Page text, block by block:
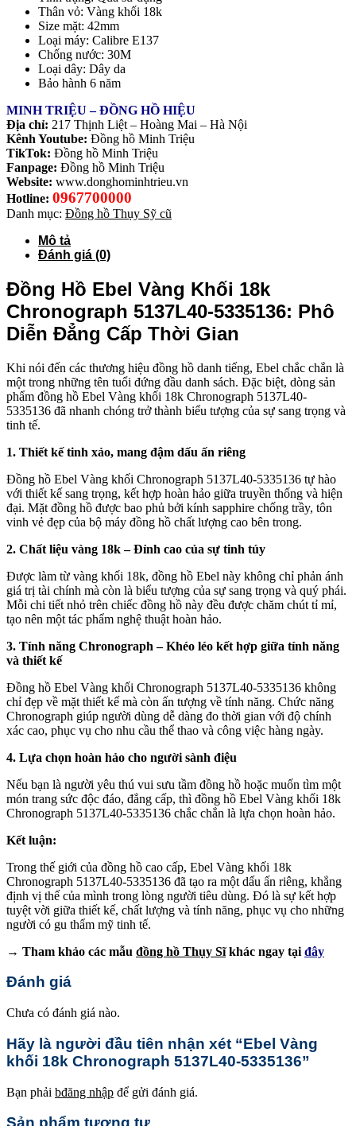
Thân vỏ: Vàng khối 18k
Size mặt: 42mm
Loại máy: Calibre E137
Chống nước: 30M
Loại dây: Dây da
Bảo hành 6 năm
MINH TRIỆU – ĐỒNG HỒ HIỆU
Địa chỉ: 217 Thịnh Liệt – Hoàng Mai – Hà Nội
Kênh Youtube: Đồng hồ Minh Triệu
TikTok: Đồng hồ Minh Triệu
Fanpage: Đồng hồ Minh Triệu
Website: www.donghominhtrieu.vn
Hotline: 0967700000
Danh mục: Đồng hồ Thụy Sỹ cũ
Mô tả
Đánh giá (0)
Đồng Hồ Ebel Vàng Khối 18k
Chronograph 5137L40-5335136: Phô
Diễn Đẳng Cấp Thời Gian
Khi nói đến các thương hiệu đồng hồ danh tiếng, Ebel chắc chắn là
một trong những tên tuổi đứng đầu danh sách. Đặc biệt, dòng sản
phẩm đồng hồ Ebel Vàng khối 18k Chronograph 5137L40-
5335136 đã nhanh chóng trở thành biểu tượng của sự sang trọng và
tinh tế.
1. Thiết kế tinh xảo, mang đậm dấu ấn riêng
Đồng hồ Ebel Vàng khối Chronograph 5137L40-5335136 tự hào
với thiết kế sang trọng, kết hợp hoàn hảo giữa truyền thống và hiện
đại. Mặt đồng hồ được bao phủ bởi kính sapphire chống trầy, tôn
vinh vẻ đẹp của bộ máy đồng hồ chất lượng cao bên trong.
2. Chất liệu vàng 18k – Đỉnh cao của sự tinh túy
Được làm từ vàng khối 18k, đồng hồ Ebel này không chỉ phản ánh
giá trị tài chính mà còn là biểu tượng của sự sang trọng và quý phái.
Mỗi chi tiết nhỏ trên chiếc đồng hồ này đều được chăm chút tỉ mỉ,
tạo nên một tác phẩm nghệ thuật hoàn hảo.
3. Tính năng Chronograph – Khéo léo kết hợp giữa tính năng
và thiết kế
Đồng hồ Ebel Vàng khối Chronograph 5137L40-5335136 không
chỉ đẹp về mặt thiết kế mà còn ấn tượng về tính năng. Chức năng
Chronograph giúp người dùng dễ dàng đo thời gian với độ chính
xác cao, phục vụ cho nhu cầu thể thao và công việc hàng ngày.
4. Lựa chọn hoàn hảo cho người sành điệu
Nếu bạn là người yêu thú vui sưu tầm đồng hồ hoặc muốn tìm một
món trang sức độc đáo, đẳng cấp, thì đồng hồ Ebel Vàng khối 18k
Chronograph 5137L40-5335136 chắc chắn là lựa chọn hoàn hảo.
Kết luận:
Trong thế giới của đồng hồ cao cấp, Ebel Vàng khối 18k
Chronograph 5137L40-5335136 đã tạo ra một dấu ấn riêng, khẳng
định vị thế của mình trong lòng người tiêu dùng. Đó là sự kết hợp
tuyệt vời giữa thiết kế, chất lượng và tính năng, phục vụ cho những
người có gu thẩm mỹ tinh tế.
→ Tham khảo các mẫu đồng hồ Thụy Sĩkhác ngay tại đây
Đánh giá
Chưa có đánh giá nào.
Hãy là người đầu tiên nhận xét “Ebel Vàng
khối 18k Chronograph 5137L40-5335136”
Bạn phải bđăng nhập để gửi đánh giá.
Sản phẩm tương tự